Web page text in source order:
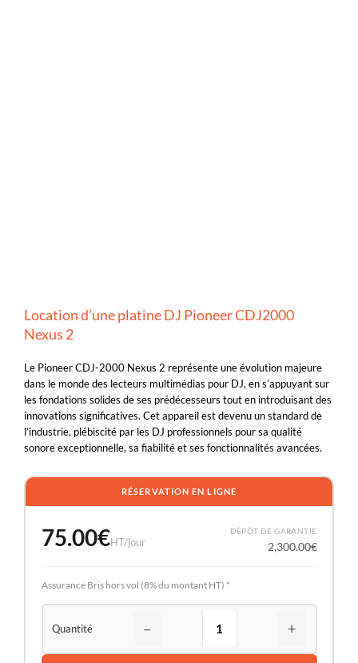
Location d’une platine DJ Pioneer CDJ2000
Nexus 2
Le Pioneer CDJ-2000 Nexus 2 représente une évolution majeure
dans le monde des lecteurs multimédias pour DJ, en s’appuyant sur
les fondations solides de ses prédécesseurs tout en introduisant des
innovations significatives. Cet appareil est devenu un standard de
l’industrie, plébiscité par les DJ professionnels pour sa qualité
sonore exceptionnelle, sa fiabilité et ses fonctionnalités avancées.
RÉSERVATION EN LIGNE
75.00€HT/jour
DÉPÔT DE GARANTIE
2,300.00€
Assurance Bris hors vol (8% du montant HT) *
− +